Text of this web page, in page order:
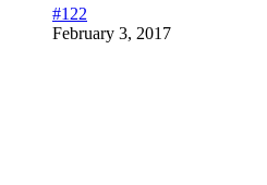
#122
February 3, 2017